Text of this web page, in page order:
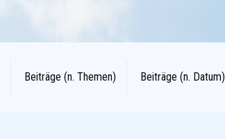
Beiträge (n. Themen) Beiträge (n. Datum)